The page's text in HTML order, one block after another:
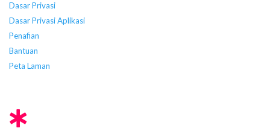
Dasar Privasi
Dasar Privasi Aplikasi
Penafian
Bantuan
Peta Laman